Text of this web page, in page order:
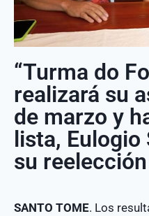
“Turma do
realizará su
de marzo y
lista,
su reelección
SANTO TOME. Los